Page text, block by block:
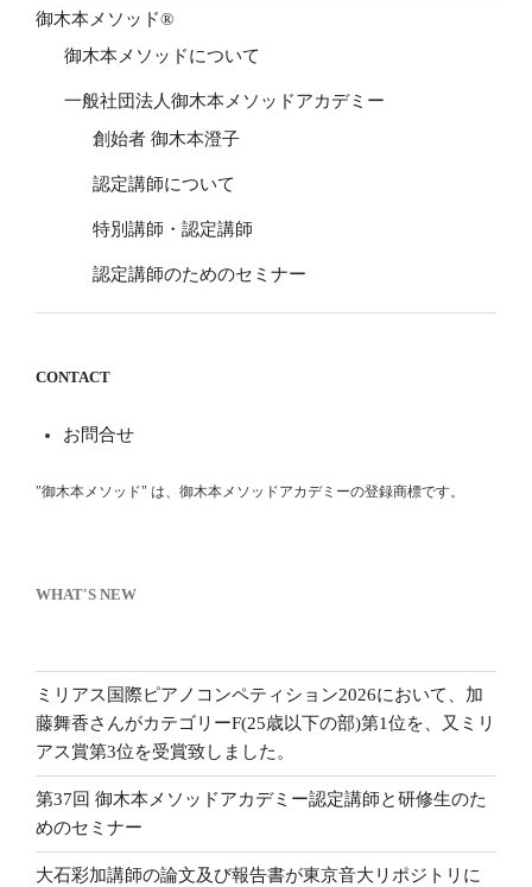
御木本メソッド®
御木本メソッドについて
一般社団法人御木本メソッドアカデミー
創始者 御木本澄子
認定講師について
特別講師・認定講師
認定講師のためのセミナー
CONTACT
お問合せ
"御木本メソッド" は、御木本メソッドアカデミーの登録商標です。
WHAT'S NEW
ミリアス国際ピアノコンペティション2026において、加
藤舞香さんがカテゴリーF(25歳以下の部)第1位を、又ミリ
アス賞第3位を受賞致しました。
第37回 御木本メソッドアカデミー認定講師と研修生のた
めのセミナー
大石彩加講師の論文及び報告書が東京音大リポジトリに